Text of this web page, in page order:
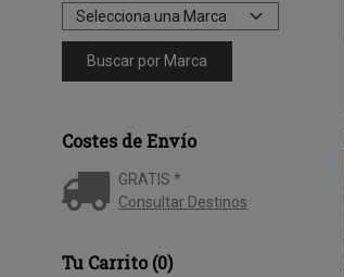
Costes de Envío
GRATIS *
Consultar Destinos
Tu Carrito (0)